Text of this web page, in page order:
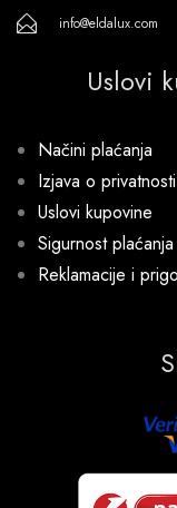
info@eldalux.com
Uslovi
Načini plaćanja
Izjava o privatnosti
Uslovi kupovine
Sigurnost
Reklamacije i